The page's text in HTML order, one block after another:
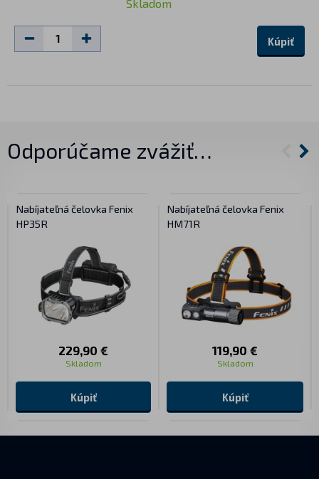
Skladom
Kúpiť
Odporúčame zvážiť…
Nabíjateľná čelovka Fenix
HP35R
229,90 €
Skladom
Kúpiť
Nabíjateľná čelovka Fenix
HM71R
119,90 €
Skladom
Kúpiť